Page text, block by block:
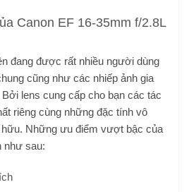
Canon EF 16-35mm f/2.8L
đang được rất nhiều người dùng
cũng như các nhiếp ảnh gia
lens cung cấp cho bạn các tác
riêng cùng những đặc tính vô
Những ưu điểm vượt bậc của
như sau: